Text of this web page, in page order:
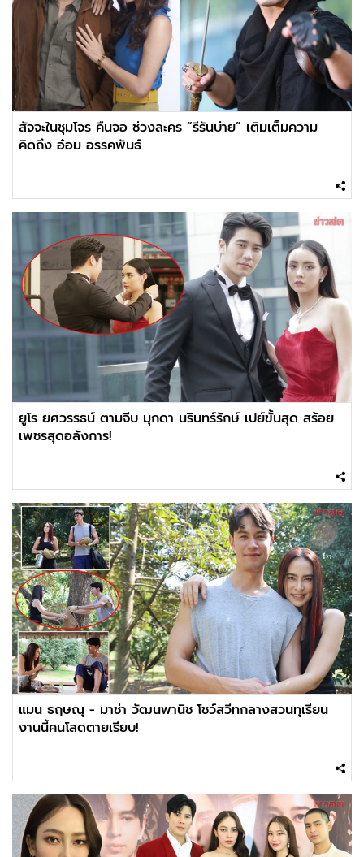
สัจจะในชุมโจร คืนจอ ช่วงละคร “รีรันบ่าย” เติมเต็มความ
คิดถึง อ๋อม อรรคพันธ์
ยูโร ยศวรรธน์ ตามจีบ มุกดา นรินทร์รักษ์ เปย์ขั้นสุด สร้อย
เพชรสุดอลังการ!
แมน ธฤษณุ - มาช่า วัฒนพานิช โชว์สวีทกลางสวนทุเรียน
งานนี้คนโสดตายเรียบ!